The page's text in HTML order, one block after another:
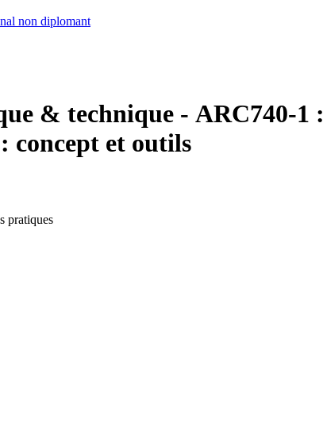
non diplomant
& technique - ARC740-1 :
concept et outils
pratiques